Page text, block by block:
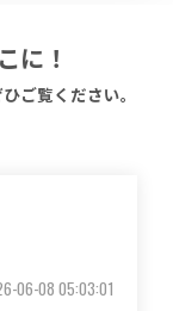
に！
ご覧ください。
05-26 06:48:59